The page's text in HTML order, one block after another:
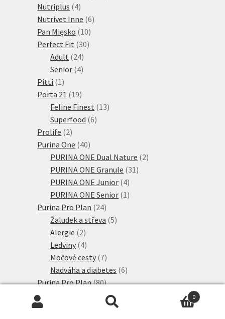
Nutriplus 44
produkty
Nutrivet Inne 66
Pan Mięsko 1010
produktů
Perfect Fit 3030
Adult 2424
produktů
Senior 44
Pitti 1 1
produkt
Porta 21 1919
produktů
Feline Finest 1313
Superfood 66
Prolife 22
produkty
Purina One 4040
produktů
PURINA ONE Dual Nature 22
PURINA ONE Granule 31 31
PURINA ONE Junior 44
produkty
PURINA ONE Senior 1 1
Purina Pro Plan 2424
produktů
Žaludek a střeva 55
Alergie 22
produkty
Ledviny 44
produkty
Močové cesty 77
produktů
Nadváha a diabetes 66
produktů
Purina Pro Plan 8080
produktů
produktů
PURINA PRO PLAN
0